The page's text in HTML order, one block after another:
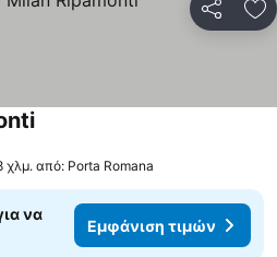
Εμφάνιση τιμών
χλμ. από: Porta Romana
να
Εμφάνιση τιμών